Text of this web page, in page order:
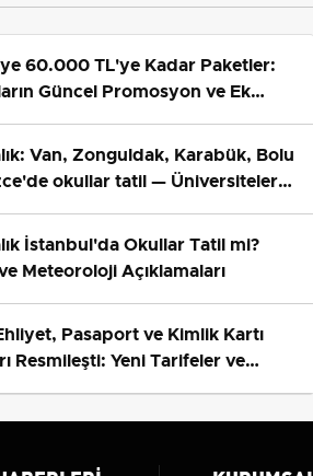
60.000 TL'ye Kadar Paketler:
Güncel Promosyon ve Ek
Van, Zonguldak, Karabük, Bolu
okullar tatil — Üniversiteler
İstanbul'da Okullar Tatil mi?
Meteoroloji Açıklamaları
Pasaport ve Kimlik Kartı
Resmileşti: Yeni Tarifeler ve